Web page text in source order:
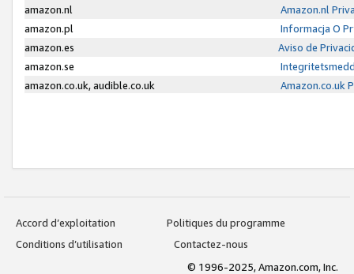
amazon.nl
Amazon.nl
amazon.pl
Informacja O
amazon.es
Aviso de
amazon.se
amazon.co.uk, audible.co.uk
Amazon.co.uk
Accord d’exploitation
Politiques du programme
Conditions d’utilisation
Contactez-nous
© 1996-2025, Amazon.com, Inc.